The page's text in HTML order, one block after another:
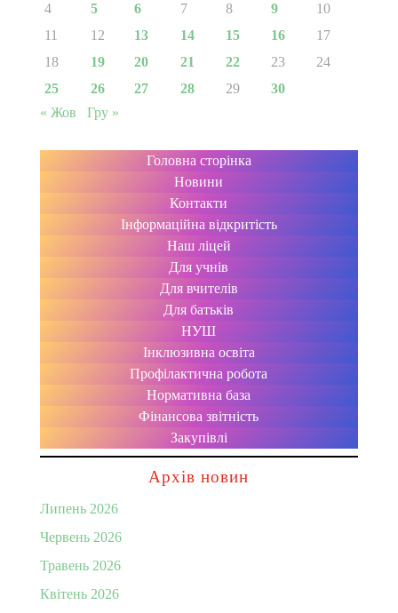
4
5 6 7 8 9
10
11
12 13 14 15 16
17
18
19 20 21 22 23
24
25
26 27 28 29
30
« Жов
Гру »
Головна сторінка
Новини
Контакти
Інформаційна відкритість
Наш ліцей
Для учнів
Для вчителів
Для батьків
НУШ
Інклюзивна освіта
Профілактична робота
Нормативна база
Фінансова звітність
Закупівлі
Архів новин
Липень 2026
Червень 2026
Травень 2026
Квітень 2026